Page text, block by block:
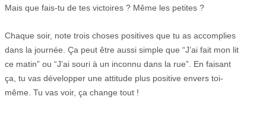
Mais que fais-tu de tes victoires ? Même les petites ?
Chaque soir, note trois choses positives que tu as accomplies
dans la journée. Ça peut être aussi simple que “J’ai fait mon lit
ce matin” ou “J’ai souri à un inconnu dans la rue”. En faisant
ça, tu vas développer une attitude plus positive envers toi-
même. Tu vas voir, ça change tout !